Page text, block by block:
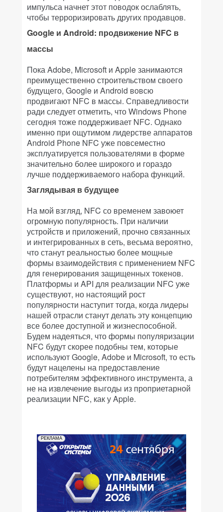
импульса начнет этот поводок ослаблять,
чтобы терроризировать других продавцов.
Google и Android: продвижение NFC в
массы
Пока Adobe, Microsoft и Apple занимаются
преимущественно строительством своего
будущего, Google и Android вовсю
продвигают NFC в массы. Справедливости
ради следует отметить, что Windows Phone
сегодня тоже поддерживает NFC. Однако
именно при ощутимом лидерстве аппаратов
Android Phone NFC уже повсеместно
эксплуатируется пользователями в форме
значительно более широкого и гораздо
лучше поддерживаемого набора функций.
Заглядывая в будущее
На мой взгляд, NFC со временем завоюет
огромную популярность. При наличии
устройств и приложений, прочно связанных
и интегрированных в сеть, весьма вероятно,
что станут реальностью более мощные
формы взаимодействия с применением NFC
для генерирования защищенных токенов.
Платформы и API для реализации NFC уже
существуют, но настоящий рост
популярности наступит тогда, когда лидеры
нашей отрасли станут делать эту концепцию
все более доступной и жизнеспособной.
Будем надеяться, что формы популяризации
NFC будут скорее подобны тем, которые
используют Google, Adobe и Microsoft, то есть
будут нацелены на предоставление
потребителям эффективного инструмента, а
не на извлечение выгоды из проприетарной
реализации NFC, как у Apple.
РЕКЛАМА